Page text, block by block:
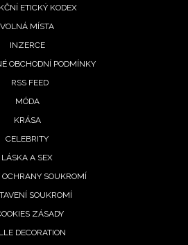
ETICKÝ KODEX
VOLNÁ MÍSTA
INZERCE
OBCHODNÍ PODMÍNKY
RSS FEED
MÓDA
KRÁSA
CELEBRITY
LÁSKA A SEX
OCHRANY SOUKROMÍ
SOUKROMÍ
ZÁSADY
DECORATION